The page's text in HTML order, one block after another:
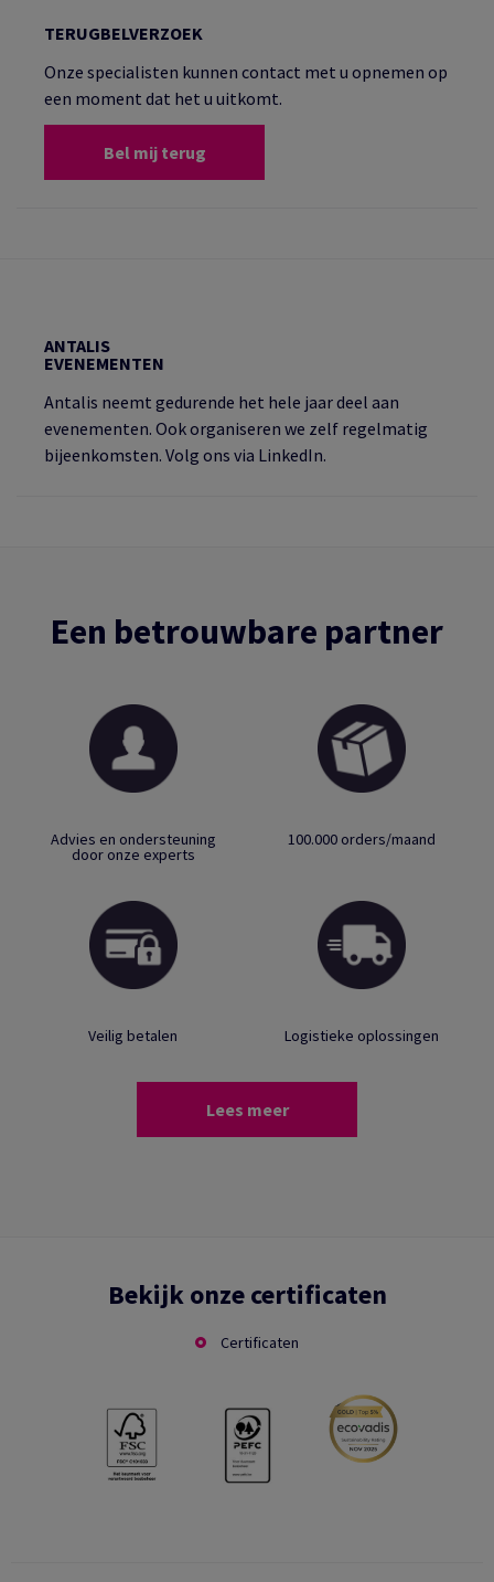
TERUGBELVERZOEK
Onze specialisten kunnen contact met u opnemen op
een moment dat het u uitkomt.
Bel mij terug
ANTALIS
EVENEMENTEN
Antalis neemt gedurende het hele jaar deel aan
evenementen. Ook organiseren we zelf regelmatig
bijeenkomsten. Volg ons via LinkedIn.
Een betrouwbare partner
Advies en ondersteuning
door onze experts
100.000 orders/maand
Veilig betalen Logistieke oplossingen
Lees meer
Bekijk onze certificaten
Certificaten